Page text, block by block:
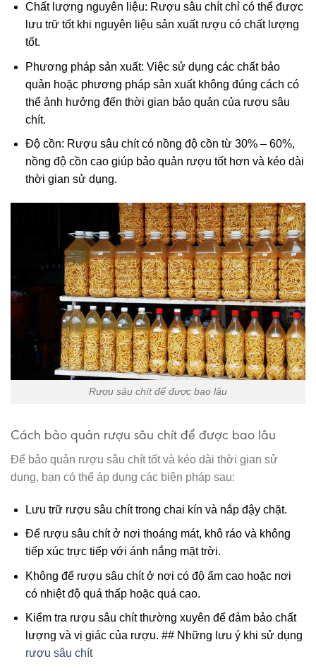
Chất lượng nguyên liệu: Rượu sâu chít chỉ có thể được
lưu trữ tốt khi nguyên liệu sản xuất rượu có chất lượng
tốt.
Phương pháp sản xuất: Việc sử dụng các chất bảo
quản hoặc phương pháp sản xuất không đúng cách có
thể ảnh hưởng đến thời gian bảo quản của rượu sâu
chít.
Độ cồn: Rượu sâu chít có nồng độ cồn từ 30% – 60%,
nồng độ cồn cao giúp bảo quản rượu tốt hơn và kéo dài
thời gian sử dụng.
Rượu sâu chít để được bao lâu
Cách bảo quản rượu sâu chít để được bao lâu
Để bảo quản rượu sâu chít tốt và kéo dài thời gian sử
dụng, bạn có thể áp dụng các biện pháp sau:
Lưu trữ rượu sâu chít trong chai kín và nắp đậy chặt.
Để rượu sâu chít ở nơi thoáng mát, khô ráo và không
tiếp xúc trực tiếp với ánh nắng mặt trời.
Không để rượu sâu chít ở nơi có độ ẩm cao hoặc nơi
có nhiệt độ quá thấp hoặc quá cao.
Kiểm tra rượu sâu chít thường xuyên để đảm bảo chất
lượng và vị giác của rượu. ## Những lưu ý khi sử dụng
rượu sâu chít